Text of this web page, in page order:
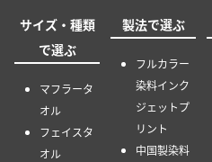
サイズ・種類
で選ぶ
マフラータ
オル
フェイスタ
オル
製法で選ぶ
フルカラー
染料インク
ジェットプ
リント
中国製染料